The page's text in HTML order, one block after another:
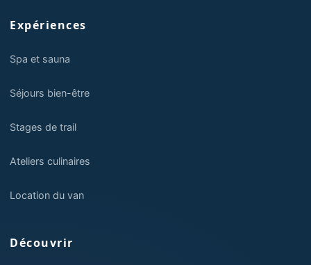
Expériences
Spa et sauna
Séjours bien-être
Stages de trail
Ateliers culinaires
Location du van
Découvrir